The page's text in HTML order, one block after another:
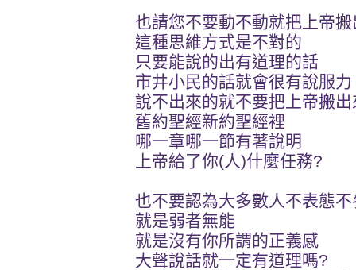
也請您不要動不動就把上帝搬
這種思維方式是不對的
只要能說的出有道理的話
市井小民的話就會很有說服力
說不出來的就不要把上帝搬出
舊約聖經新約聖經裡
哪一章哪一節有著說明
上帝給了你(人)什麼任務?
也不要認為大多數人不表態
就是弱者無能
就是沒有你所謂的正義感
大聲說話就一定有道理嗎?